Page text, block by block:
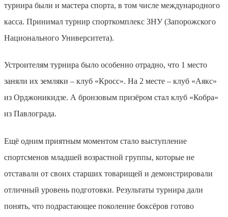
турнира были и мастера спорта, в том числе международного
касса. Принимал турнир спорткомплекс ЗНУ (Запорожского
Национального Университета).
Устроителям турнира было особенно отрадно, что 1 место
заняли их земляки – клуб «Кросс». На 2 месте – клуб «Аякс»
из Орджоникидзе. А бронзовым призёром стал клуб «Кобра»
из Павлограда.
Ещё одним приятным моментом стало выступление
спортсменов младшей возрастной группы, которые не
отставали от своих старших товарищей и демонстрировали
отличный уровень подготовки. Результаты турнира дали
понять, что подрастающее поколение боксёров готово